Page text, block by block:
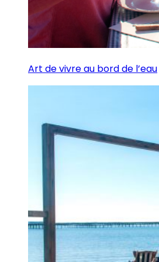
Art de vivre au bord de l’eau